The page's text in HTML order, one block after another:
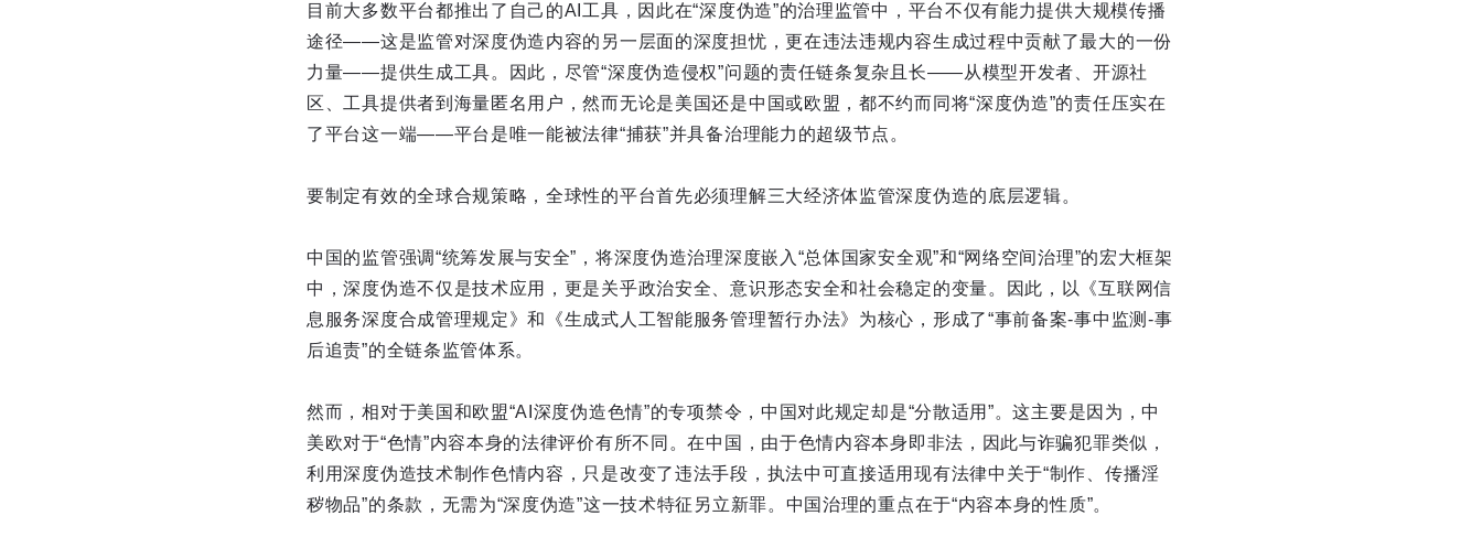
目前大多数平台都推出了自己的AI工具，因此在“深度伪造”的治理监管中，平台不仅有能力提供大规模传播
途径——这是监管对深度伪造内容的另一层面的深度担忧，更在违法违规内容生成过程中贡献了最大的一份
力量——提供生成工具。因此，尽管“深度伪造侵权”问题的责任链条复杂且长——从模型开发者、开源社
区、工具提供者到海量匿名用户，然而无论是美国还是中国或欧盟，都不约而同将“深度伪造”的责任压实在
了平台这一端——平台是唯一能被法律“捕获”并具备治理能力的超级节点。
要制定有效的全球合规策略，全球性的平台首先必须理解三大经济体监管深度伪造的底层逻辑。
中国的监管强调“统筹发展与安全”，将深度伪造治理深度嵌入“总体国家安全观”和“网络空间治理”的宏大框架
中，深度伪造不仅是技术应用，更是关乎政治安全、意识形态安全和社会稳定的变量。因此，以《互联网信
息服务深度合成管理规定》和《生成式人工智能服务管理暂行办法》为核心，形成了“事前备案-事中监测-事
后追责”的全链条监管体系。
然而，相对于美国和欧盟“AI深度伪造色情”的专项禁令，中国对此规定却是“分散适用”。这主要是因为，中
美欧对于“色情”内容本身的法律评价有所不同。在中国，由于色情内容本身即非法，因此与诈骗犯罪类似，
利用深度伪造技术制作色情内容，只是改变了违法手段，执法中可直接适用现有法律中关于“制作、传播淫
秽物品”的条款，无需为“深度伪造”这一技术特征另立新罪。中国治理的重点在于“内容本身的性质”。